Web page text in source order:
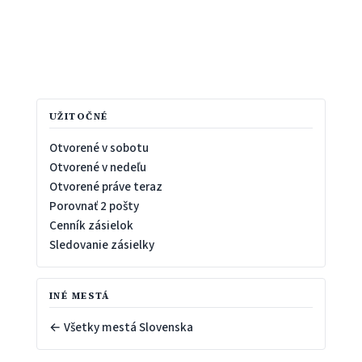
UŽITOČNÉ
Otvorené v sobotu
Otvorené v nedeľu
Otvorené práve teraz
Porovnať 2 pošty
Cenník zásielok
Sledovanie zásielky
INÉ MESTÁ
← Všetky mestá Slovenska